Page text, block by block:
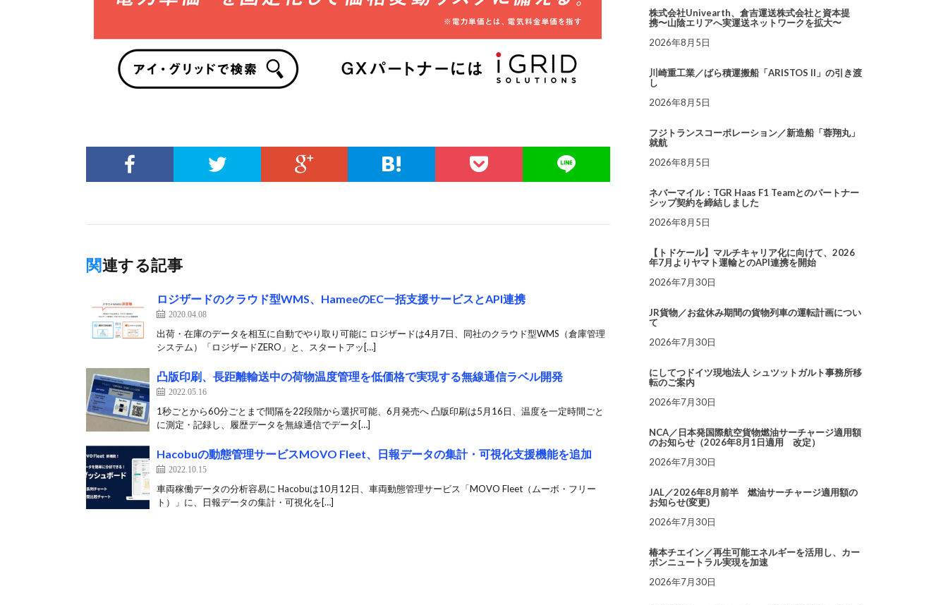
関連する記事
ロジザードのクラウド型WMS、HameeのEC一括支援サービスとAPI連携
2020.04.08
出荷・在庫のデータを相互に自動でやり取り可能に ロジザードは4月7日、同社のクラウド型WMS（倉庫管理
システム）「ロジザードZERO」と、スタートアッ[…]
凸版印刷、長距離輸送中の荷物温度管理を低価格で実現する無線通信ラベル開発
2022.05.16
1秒ごとから60分ごとまで間隔を22段階から選択可能、6月発売へ 凸版印刷は5月16日、温度を一定時間ごと
に測定・記録し、履歴データを無線通信でデータ[…]
Hacobuの動態管理サービスMOVO Fleet、日報データの集計・可視化支援機能を追加
2022.10.15
車両稼働データの分析容易に Hacobuは10月12日、車両動態管理サービス「MOVO Fleet（ムーボ・フリー
ト）」に、日報データの集計・可視化を[…]
株式会社Univearth、倉吉運送株式会社と資本提
携〜山陰エリアへ実運送ネットワークを拡大〜
2026年8月5日
川崎重工業／ばら積運搬船「ARISTOS II」の引き渡
し
2026年8月5日
フジトランスコーポレーション／新造船「蓉翔丸」
就航
2026年8月5日
ネバーマイル：TGR Haas F1 Teamとのパートナー
シップ契約を締結しました
2026年8月5日
【トドケール】マルチキャリア化に向けて、2026
年7月よりヤマト運輸とのAPI連携を開始
2026年7月30日
JR貨物／お盆休み期間の貨物列車の運転計画につい
て
2026年7月30日
にしてつドイツ現地法人 シュツットガルト事務所移
転のご案内
2026年7月30日
NCA／日本発国際航空貨物燃油サーチャージ適用額
のお知らせ（2026年8月1日適用 改定）
2026年7月30日
JAL／2026年8月前半 燃油サーチャージ適用額の
お知らせ(変更)
2026年7月30日
椿本チエイン／再生可能エネルギーを活用し、カー
ボンニュートラル実現を加速
2026年7月30日